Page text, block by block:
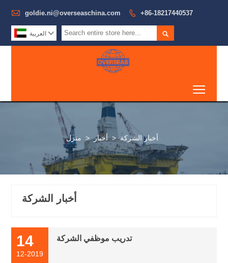
 goldie.ni@overseaschina.com  +86-18217440537
 العربية 
منزل > أخبار > أخبار الشركة
أخبار الشركة
14
12-2019
تدريب موظفي الشركة